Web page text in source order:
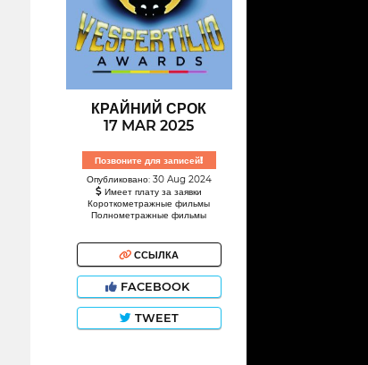
КРАЙНИЙ СРОК
17 MAR 2025
Позвоните для записей!
Опубликовано: 30 Aug 2024
Имеет плату за заявки
Короткометражные фильмы
Полнометражные фильмы
ССЫЛКА
FACEBOOK
TWEET